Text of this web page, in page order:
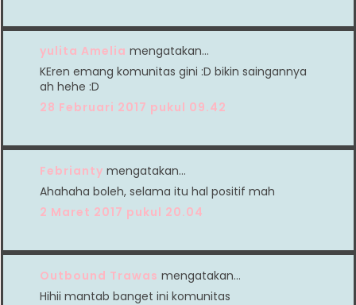
yulita Amelia mengatakan…
KEren emang komunitas gini :D bikin saingannya
ah hehe :D
28 Februari 2017 pukul 09.42
Febrianty mengatakan…
Ahahaha boleh, selama itu hal positif mah
2 Maret 2017 pukul 20.04
Outbound Trawas mengatakan…
Hihii mantab banget ini komunitas